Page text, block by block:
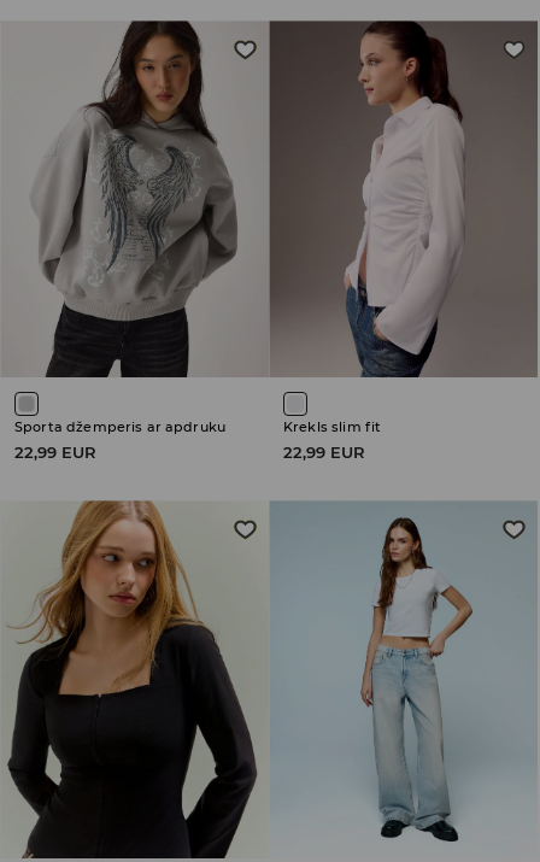
Sporta džemperis ar apdruku
22,99 EUR
Krekls slim fit
22,99 EUR